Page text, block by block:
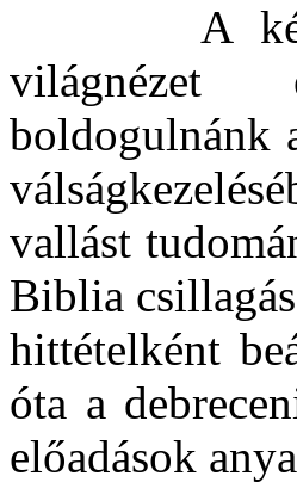
A
világnézet
boldogulnánk
vallást
Biblia
hittételként
óta a
előadások